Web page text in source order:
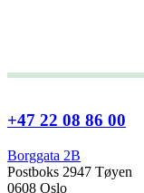
+47 22 08 86 00
Borggata 2B
Postboks 2947 Tøyen
0608 Oslo